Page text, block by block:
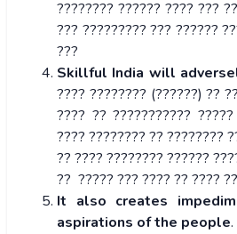
???????? ?????? ???? ???
??? ????????? ??? ??????
???
Skillful India will
???? ???????? (??????) ??
???? ?? ???????????
???? ???????? ?? ????????
?? ???? ???????? ??????
?? ????? ??? ???? ?? ????
It also creates
aspirations of the people.